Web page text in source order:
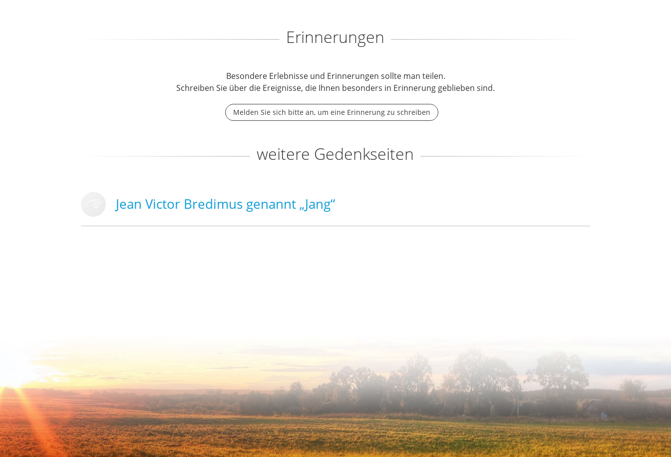
Erinnerungen
Besondere Erlebnisse und Erinnerungen sollte man teilen.
Schreiben Sie über die Ereignisse, die Ihnen besonders in Erinnerung geblieben sind.
Melden Sie sich bitte an, um eine Erinnerung zu schreiben
weitere Gedenkseiten
Jean Victor Bredimus genannt „Jang“